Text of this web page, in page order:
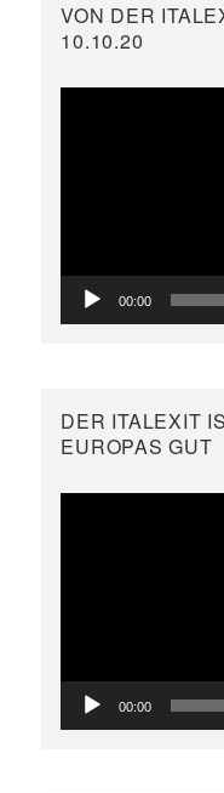
VON DER
10.10.20
00:00
DER ITALEXIT
EUROPAS GUT
00:00